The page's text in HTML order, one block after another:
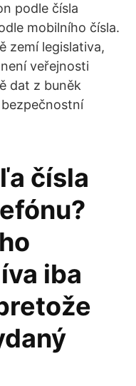
podle čísla
mobilního čísla.
zemí legislativa,
veřejnosti
dat z buněk
čísla
iba